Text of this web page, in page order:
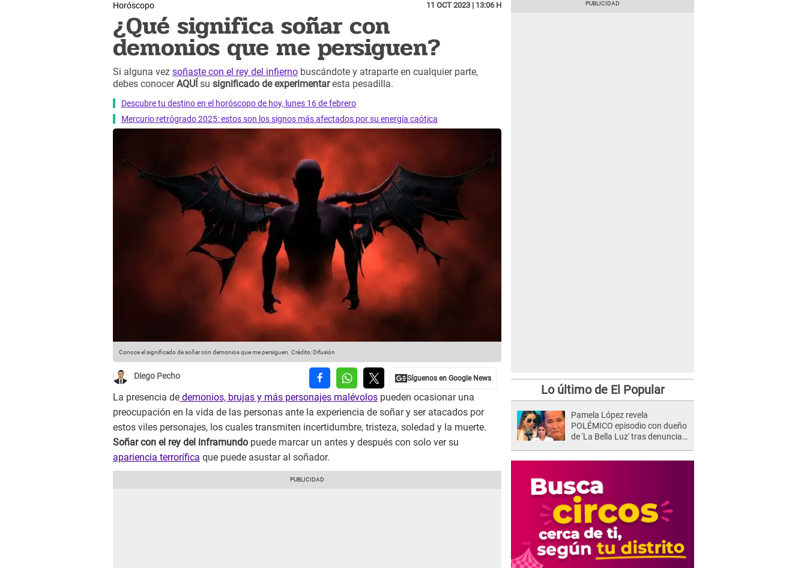
Horóscopo 11 OCT 2023 | 13:06 H
¿Qué significa soñar con
demonios que me persiguen?
Si alguna vez soñaste con el rey del infierno buscándote y atraparte en cualquier parte,
debes conocerAQUÍ su significado de experimentaresta pesadilla.
Descubre tu destino en el horóscopo de hoy, lunes 16 de febrero
Mercurio retrógrado 2025: estos son los signos más afectados por su energía caótica
Conoce el significado de soñar con demonios que me persiguen. Crédito: Difusión
Diego Pecho
La presencia de demonios, brujas y más personajes malévolos pueden ocasionar una
preocupación en la vida de las personas ante la experiencia de soñar y ser atacados por
estos viles personajes, los cuales transmiten incertidumbre, tristeza, soledad y la muerte.
Soñar con el rey del inframundo puede marcar un antes y después con solo ver su
apariencia terrorífica que puede asustar al soñador.
Lo último de El Popular
Pamela López revela
POLÉMICO episodio con dueño
de 'La Bella Luz' tras denuncia